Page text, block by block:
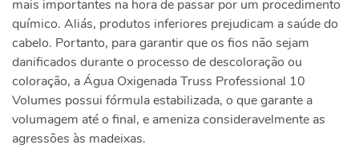
mais importantes na hora de passar por um procedimento
químico. Aliás, produtos inferiores prejudicam a saúde do
cabelo. Portanto, para garantir que os fios não sejam
danificados durante o processo de descoloração ou
coloração, a Água Oxigenada Truss Professional 10
Volumes possui fórmula estabilizada, o que garante a
volumagem até o final, e ameniza consideravelmente as
agressões às madeixas.